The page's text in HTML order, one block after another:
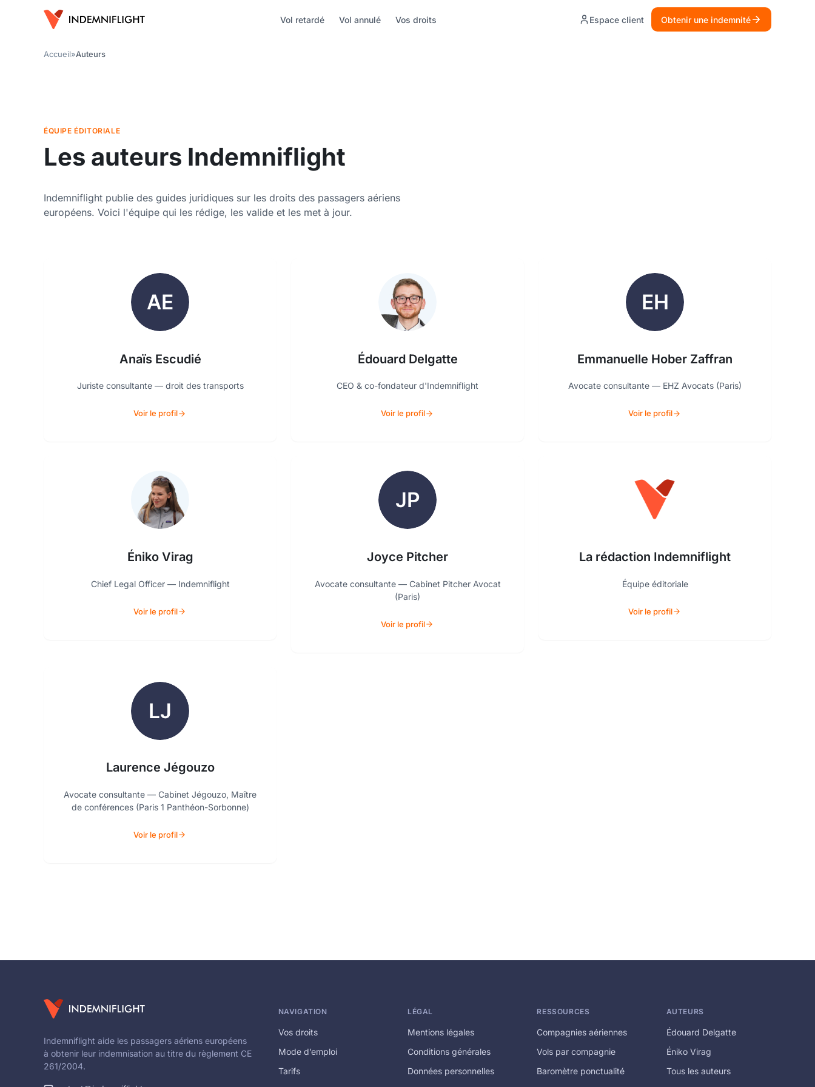
Vol retardé Vol annulé Vos droits Espace client Obtenir une indemnité
Accueil»Auteurs
ÉQUIPE ÉDITORIALE
Les auteurs Indemniflight
Indemniflight publie des guides juridiques sur les droits des passagers aériens
européens. Voici l'équipe qui les rédige, les valide et les met à jour.
Anaïs Escudié
Juriste consultante — droit des transports
Voir le profil
Édouard Delgatte
CEO & co-fondateur d'Indemniflight
Voir le profil
Emmanuelle Hober Zaffran
Avocate consultante — EHZ Avocats (Paris)
Voir le profil
Éniko Virag
Chief Legal Officer — Indemniflight
Voir le profil
Joyce Pitcher
Avocate consultante — Cabinet Pitcher Avocat
(Paris)
Voir le profil
La rédaction Indemniflight
Équipe éditoriale
Voir le profil
Laurence Jégouzo
Avocate consultante — Cabinet Jégouzo, Maître
de conférences (Paris 1 Panthéon-Sorbonne)
Voir le profil
Indemniflight aide les passagers aériens européens
à obtenir leur indemnisation au titre du règlement CE
261/2004.
NAVIGATION
Vos droits
Mode d’emploi
Tarifs
LÉGAL
Mentions légales
Conditions générales
Données personnelles
RESSOURCES
Compagnies aériennes
Vols par compagnie
Baromètre ponctualité
AUTEURS
Édouard Delgatte
Éniko Virag
Tous les auteurs